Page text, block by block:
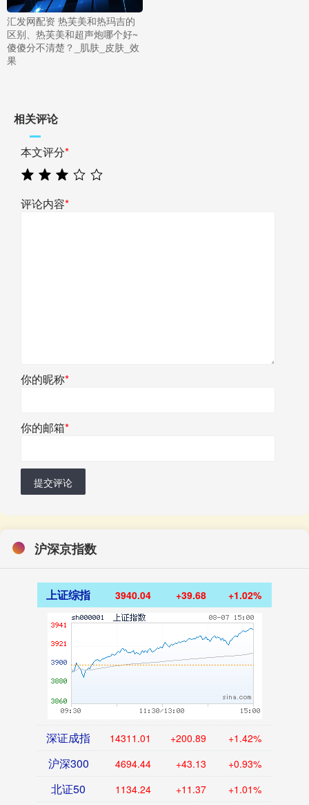
汇发网配资 热芙美和热玛吉的
区别、热芙美和超声炮哪个好~
傻傻分不清楚？_肌肤_皮肤_效
果
相关评论
本文评分*
评论内容*
你的昵称*
你的邮箱*
提交评论
沪深京指数
上证综指 3940.04 +39.68 +1.02%
深证成指 14311.01 +200.89 +1.42%
沪深300 4694.44 +43.13 +0.93%
北证50 1134.24 +11.37 +1.01%